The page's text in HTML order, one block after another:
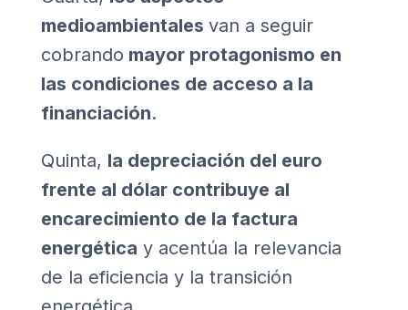
medioambientales van a seguir
cobrando mayor protagonismo en
las condiciones de acceso a la
financiación.
Quinta, la depreciación del euro
frente al dólar contribuye al
encarecimiento de la factura
energética y acentúa la relevancia
de la eficiencia y la transición